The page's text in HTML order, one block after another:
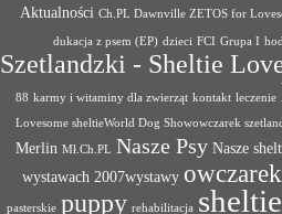
Aktualności Ch.PL Dawnville ZETOS for
dukacja z psem (EP) dzieci FCI Grupa I
Szetlandzki - Sheltie
88 karmy i witaminy dla zwierząt kontakt leczenie
Lovesome sheltieWorld Dog Showowczarek
Merlin Mł.Ch.PL Nasze Psy Nasze
wystawach 2007wystawy
pasterskie puppy rehabilitacja sheltie